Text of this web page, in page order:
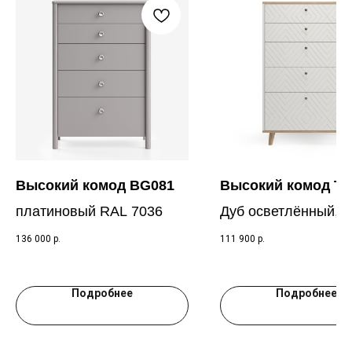
Высокий комод BG081
платиновый RAL 7036
136 000 р.
Подробнее
Высокий комод
Дуб осветлённый,
RAL 9010
111 900 р.
Подробнее